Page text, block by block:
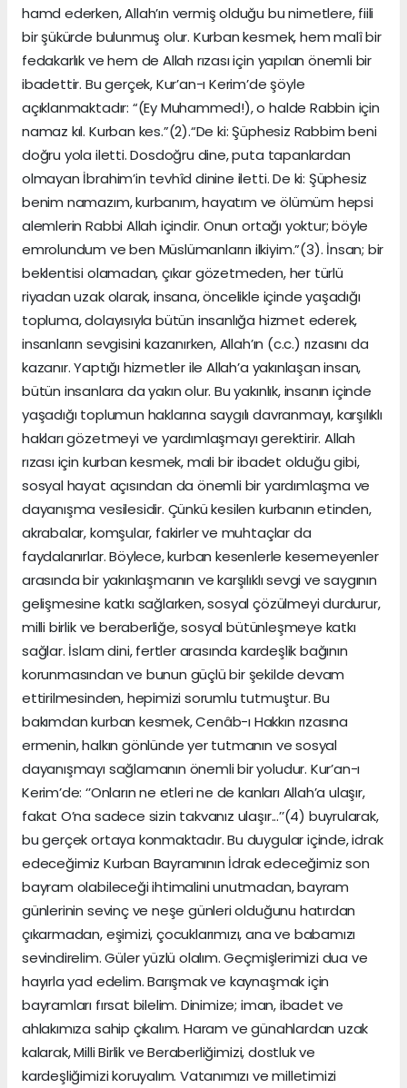
hamd ederken, Allah’ın vermiş olduğu bu nimetlere, fiili
bir şükürde bulunmuş olur. Kurban kesmek, hem malî bir
fedakarlık ve hem de Allah rızası için yapılan önemli bir
ibadettir. Bu gerçek, Kur’an-ı Kerim’de şöyle
açıklanmaktadır: “(Ey Muhammed!), o halde Rabbin için
namaz kıl. Kurban kes.”(2).“De ki: Şüphesiz Rabbim beni
doğru yola iletti. Dosdoğru dine, puta tapanlardan
olmayan İbrahim’in tevhîd dinine iletti. De ki: Şüphesiz
benim namazım, kurbanım, hayatım ve ölümüm hepsi
alemlerin Rabbi Allah içindir. Onun ortağı yoktur; böyle
emrolundum ve ben Müslümanların ilkiyim.”(3). İnsan; bir
beklentisi olamadan, çıkar gözetmeden, her türlü
riyadan uzak olarak, insana, öncelikle içinde yaşadığı
topluma, dolayısıyla bütün insanlığa hizmet ederek,
insanların sevgisini kazanırken, Allah’ın (c.c.) rızasını da
kazanır. Yaptığı hizmetler ile Allah’a yakınlaşan insan,
bütün insanlara da yakın olur. Bu yakınlık, insanın içinde
yaşadığı toplumun haklarına saygılı davranmayı, karşılıklı
hakları gözetmeyi ve yardımlaşmayı gerektirir. Allah
rızası için kurban kesmek, mali bir ibadet olduğu gibi,
sosyal hayat açısından da önemli bir yardımlaşma ve
dayanışma vesilesidir. Çünkü kesilen kurbanın etinden,
akrabalar, komşular, fakirler ve muhtaçlar da
faydalanırlar. Böylece, kurban kesenlerle kesemeyenler
arasında bir yakınlaşmanın ve karşılıklı sevgi ve saygının
gelişmesine katkı sağlarken, sosyal çözülmeyi durdurur,
milli birlik ve beraberliğe, sosyal bütünleşmeye katkı
sağlar. İslam dini, fertler arasında kardeşlik bağının
korunmasından ve bunun güçlü bir şekilde devam
ettirilmesinden, hepimizi sorumlu tutmuştur. Bu
bakımdan kurban kesmek, Cenâb-ı Hakkın rızasına
ermenin, halkın gönlünde yer tutmanın ve sosyal
dayanışmayı sağlamanın önemli bir yoludur. Kur’an-ı
Kerim’de: ‘’Onların ne etleri ne de kanları Allah’a ulaşır,
fakat O’na sadece sizin takvanız ulaşır...’’(4) buyrularak,
bu gerçek ortaya konmaktadır. Bu duygular içinde, idrak
edeceğimiz Kurban Bayramının İdrak edeceğimiz son
bayram olabileceği ihtimalini unutmadan, bayram
günlerinin sevinç ve neşe günleri olduğunu hatırdan
çıkarmadan, eşimizi, çocuklarımızı, ana ve babamızı
sevindirelim. Güler yüzlü olalım. Geçmişlerimizi dua ve
hayırla yad edelim. Barışmak ve kaynaşmak için
bayramları fırsat bilelim. Dinimize; iman, ibadet ve
ahlakımıza sahip çıkalım. Haram ve günahlardan uzak
kalarak, Milli Birlik ve Beraberliğimizi, dostluk ve
kardeşliğimizi koruyalım. Vatanımızı ve milletimizi